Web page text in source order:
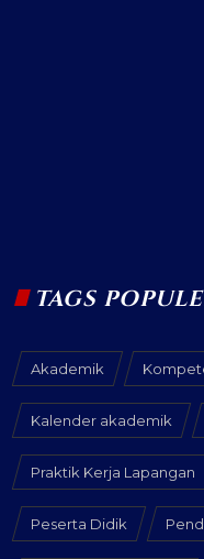
TAGS
Akademik
Kalender akademik
Praktik Kerja Lapangan
Peserta Didik